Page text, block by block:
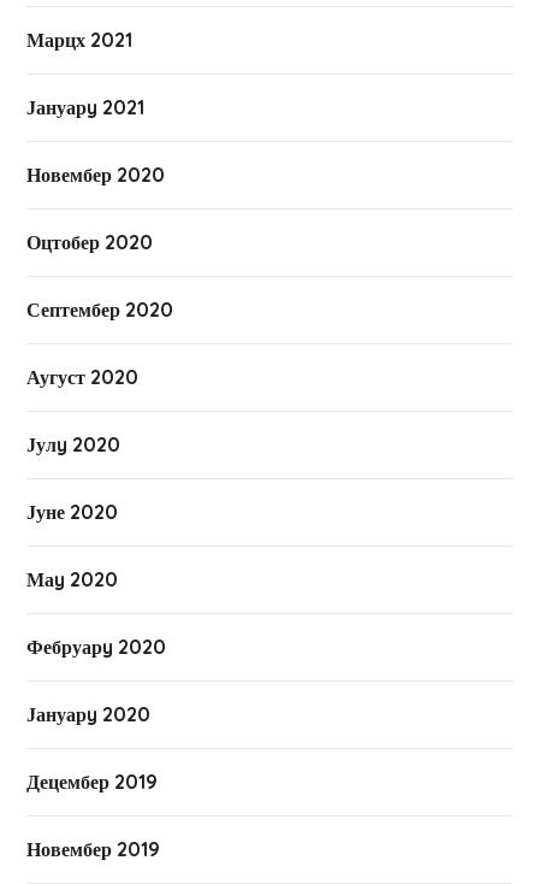
Марцх 2021
Јануарy 2021
Новембер 2020
Оцтобер 2020
Септембер 2020
Аугуст 2020
Јулy 2020
Јуне 2020
Маy 2020
Фебруарy 2020
Јануарy 2020
Децембер 2019
Новембер 2019